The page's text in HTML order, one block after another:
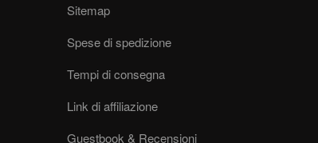
Sitemap
Spese di spedizione
Tempi di consegna
Link di affiliazione
Guestbook & Recensioni